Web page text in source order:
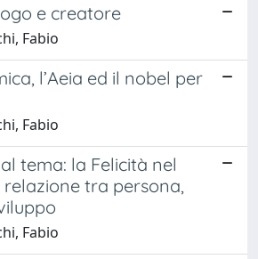
e creatore
Fabio
l’Aeia ed il nobel per
Fabio
tema: la Felicità nel
tra persona,
Fabio